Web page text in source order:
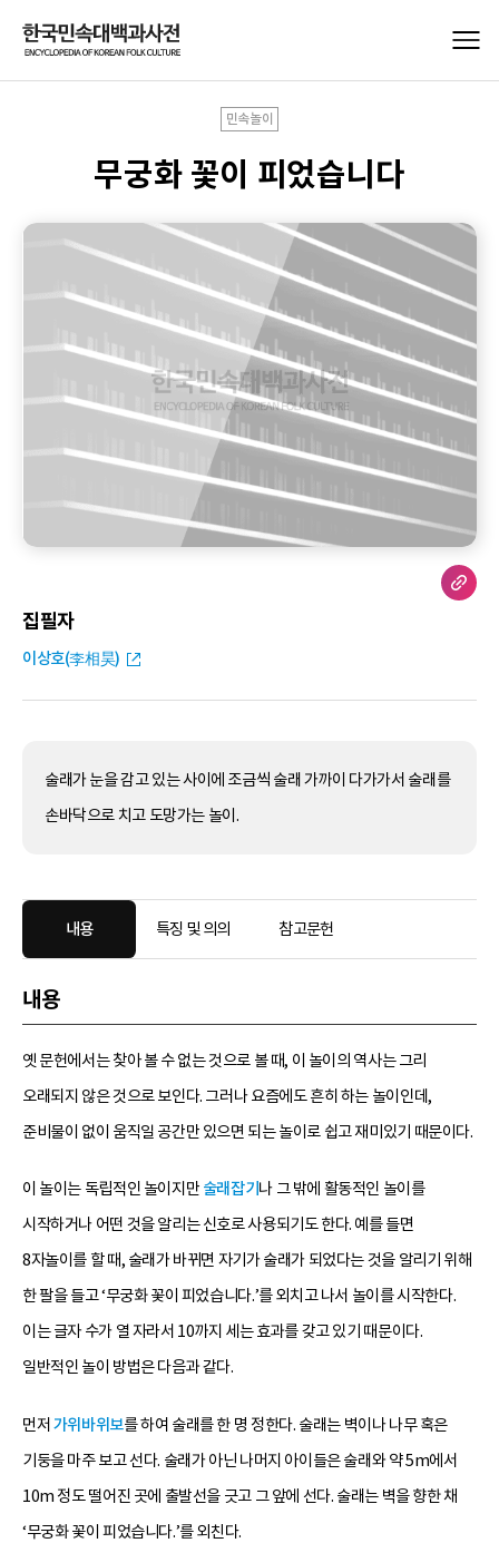
민속놀이
무궁화 꽃이 피었습니다
집필자
이상호(李相昊)
술래가 눈을 감고 있는 사이에 조금씩 술래 가까이 다가가서 술래를
손바닥으로 치고 도망가는 놀이.
내용 특징 및 의의 참고문헌
내용
옛 문헌에서는 찾아 볼 수 없는 것으로 볼 때, 이 놀이의 역사는 그리
오래되지 않은 것으로 보인다. 그러나 요즘에도 흔히 하는 놀이인데,
준비물이 없이 움직일 공간만 있으면 되는 놀이로 쉽고 재미있기 때문이다.
이 놀이는 독립적인 놀이지만 술래잡기 나 그 밖에 활동적인 놀이를
시작하거나 어떤 것을 알리는 신호로 사용되기도 한다. 예를 들면
8자놀이를 할 때, 술래가 바뀌면 자기가 술래가 되었다는 것을 알리기 위해
한 팔을 들고 ‘무궁화 꽃이 피었습니다.’를 외치고 나서 놀이를 시작한다.
이는 글자 수가 열 자라서 10까지 세는 효과를 갖고 있기 때문이다.
일반적인 놀이 방법은 다음과 같다.
먼저 가위바위보를 하여 술래를 한 명 정한다. 술래는 벽이나 나무 혹은
기둥을 마주 보고 선다. 술래가 아닌 나머지 아이들은 술래와 약 5m에서
10m 정도 떨어진 곳에 출발선을 긋고 그 앞에 선다. 술래는 벽을 향한 채
‘무궁화 꽃이 피었습니다.’를 외친다.